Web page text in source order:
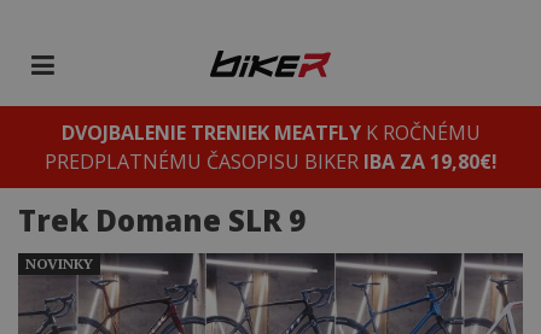
DVOJBALENIE TRENIEK MEATFLYK ROČNÉMU
PREDPLATNÉMU ČASOPISU BIKER IBA ZA 19,80€!
Trek Domane SLR 9
NOVINKY